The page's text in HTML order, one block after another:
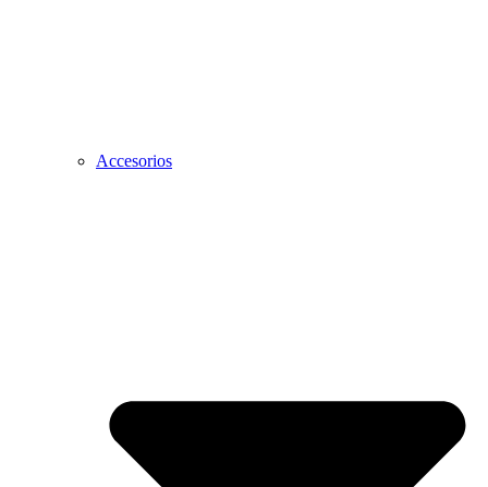
Accesorios